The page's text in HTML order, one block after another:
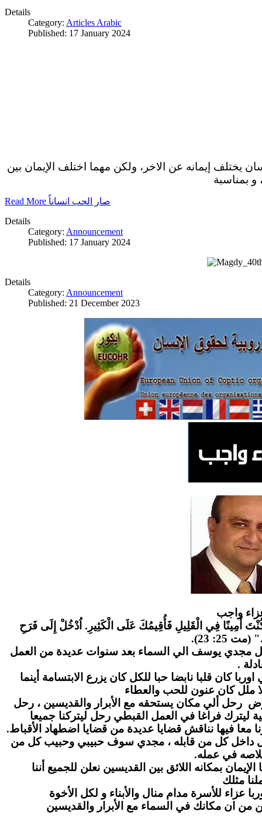
Details
Category: Articles Arabic
Published: 17 January 2024
يختلف إيمانه عن الاخر، ولكن مهما اختلف الإيمان بين
و بمناسبة
Read More صار الحب انساناً
Details
Category: Announcement
Published: 17 January 2024
Details
Category: Announcement
Published: 21 December 2023
واجب
أَمِينًا فِي الْقَلِيلِ فَأُقِيمُكَ عَلَى الْكَثِيرِ. اُدْخُلْ إِلَى فَرَحِ
25: 23).
مجدي يوسف الي السماء بعد سنوات عديدة من العمل
.
كان قلبا نابضا حبا للكل كان يزرع الابتسامة أينما
ملل كان عنون للحب والعطاء
رحل ألي مكان يستحقه مع الأبرار والقديسين ، رحل
ليترك فراغا في العمل القبطي رحل ليتركنا جميعا
فيها نناقش قضايا عديدة من قضايا اضطهاد الأقباط.
داخل كل من قابله ، مجدي سوف حبيبي وحبيب كل من
في عمله.
بمكانه اللائق بين القديسين نعلن للجميع أننا
مثلك
عزاء للأسرة مدام منال والأبناء و لكل الأخوة
من ان مكانك في السماء مع الأبرار والقديسين